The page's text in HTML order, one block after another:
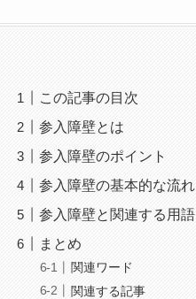
この記事の目次
参入障壁とは
参入障壁のポイント
参入障壁の基本的な流れ
参入障壁と関連する用語
まとめ
関連ワード
関連する記事